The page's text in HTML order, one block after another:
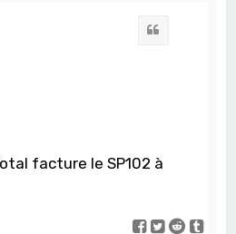
facture le SP102 à